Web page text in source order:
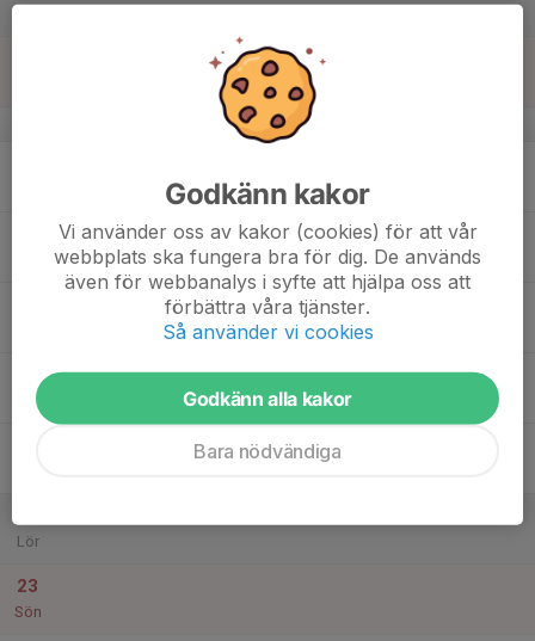
v.34
Tor
Lör
23
Sön
Godkänn kakor
Vi använder oss av kakor (cookies) för att vår
webbplats ska fungera bra för dig. De används
även för webbanalys i syfte att hjälpa oss att
förbättra våra tjänster.
Så använder vi cookies
Godkänn alla kakor
Bara nödvändiga